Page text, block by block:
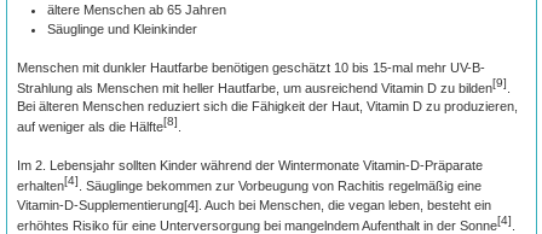
ältere Menschen ab 65 Jahren
Säuglinge und Kleinkinder
Menschen mit dunkler Hautfarbe benötigen geschätzt 10 bis 15-mal mehr UV-B-
Strahlung als Menschen mit heller Hautfarbe, um ausreichend Vitamin D zu bilden[9]
Bei älteren Menschen reduziert sich die Fähigkeit der Haut, Vitamin D zu produzieren,
auf weniger als die Hälfte[8]
Im 2. Lebensjahr sollten Kinder während der Wintermonate Vitamin-D-Präparate
erhalten[4]
. Säuglinge bekommen zur Vorbeugung von Rachitis regelmäßig eine
Vitamin-D-Supplementierung[4]. Auch bei Menschen, die vegan leben, besteht ein
erhöhtes Risiko für eine Unterversorgung bei mangelndem Aufenthalt in der Sonne[4]